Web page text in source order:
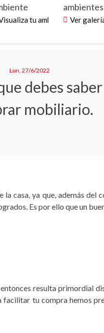
tu ambiente
ambientes
Ver
Lun, 27/6/2022
debes
mobiliario.
casa, ya que, además
Es por ello que un
resulta primordial
facilitar tu compra hemos